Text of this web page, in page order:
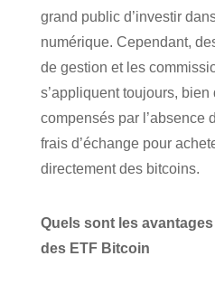
grand public d’investir
numérique. Cependant,
de gestion et les
s’appliquent toujours, bien
compensés par l’absence
frais d’échange pour
directement des bitcoins.
Quels sont les
des ETF Bitcoin